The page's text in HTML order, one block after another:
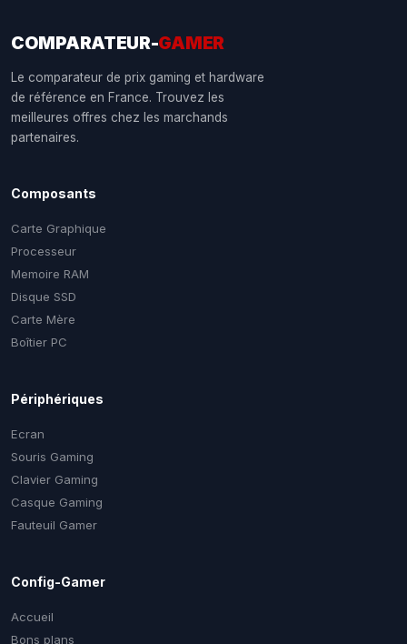
COMPARATEUR-GAMER
Le comparateur de prix gaming et hardware
de référence en France. Trouvez les
meilleures offres chez les marchands
partenaires.
Composants
Carte Graphique
Processeur
Memoire RAM
Disque SSD
Carte Mère
Boîtier PC
Périphériques
Ecran
Souris Gaming
Clavier Gaming
Casque Gaming
Fauteuil Gamer
Config-Gamer
Accueil
Bons plans